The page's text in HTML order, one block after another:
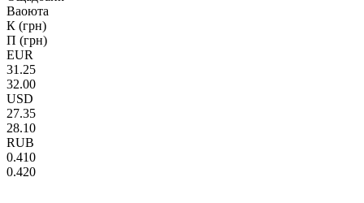
Ваоюта
К (грн)
П (грн)
EUR
31.25
32.00
USD
27.35
28.10
RUB
0.410
0.420